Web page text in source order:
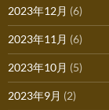
2023年12月 (6)
2023年11月 (6)
2023年10月 (5)
2023年9月 (2)